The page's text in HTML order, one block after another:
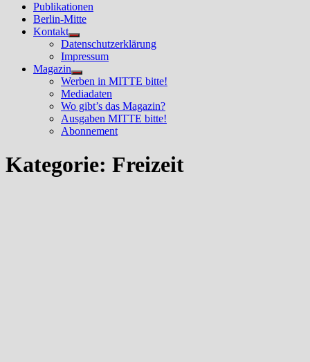
Publikationen
Berlin-Mitte
Kontakt
Untermenü
anzeigen
Datenschutzerklärung
Impressum
Magazin
Untermenü
anzeigen
Werben in MITTE bitte!
Mediadaten
Wo gibt’s das Magazin?
Ausgaben MITTE bitte!
Abonnement
Kategorie: Freizeit